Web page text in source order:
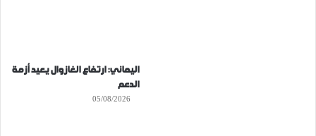
اليماني: ارتفاع الغازوال يعيد أزمة
الدعم
05/08/2026